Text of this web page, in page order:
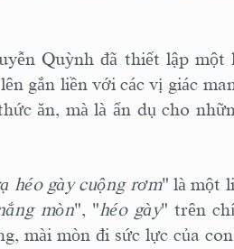
Quỳnh đã thiết lập một
gắn liền với các vị giác
ăn, mà là ẩn dụ cho
héo gày cuộng rơm" là một
mòn", "héo gày" trên
mài mòn đi sức lực của